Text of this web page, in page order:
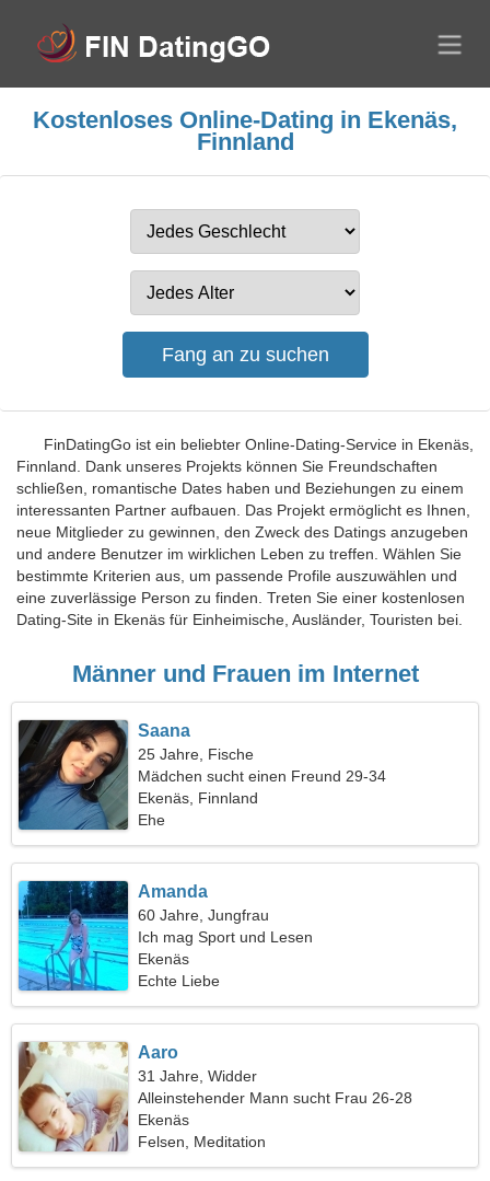
Kostenloses Online-Dating in Ekenäs,
Finnland
FinDatingGo ist ein beliebter Online-Dating-Service in Ekenäs,
Finnland. Dank unseres Projekts können Sie Freundschaften
schließen, romantische Dates haben und Beziehungen zu einem
interessanten Partner aufbauen. Das Projekt ermöglicht es Ihnen,
neue Mitglieder zu gewinnen, den Zweck des Datings anzugeben
und andere Benutzer im wirklichen Leben zu treffen. Wählen Sie
bestimmte Kriterien aus, um passende Profile auszuwählen und
eine zuverlässige Person zu finden. Treten Sie einer kostenlosen
Dating-Site in Ekenäs für Einheimische, Ausländer, Touristen bei.
Männer und Frauen im Internet
Saana
25 Jahre, Fische
Mädchen sucht einen Freund 29-34
Ekenäs, Finnland
Ehe
Amanda
60 Jahre, Jungfrau
Ich mag Sport und Lesen
Ekenäs
Echte Liebe
Aaro
31 Jahre, Widder
Alleinstehender Mann sucht Frau 26-28
Ekenäs
Felsen, Meditation